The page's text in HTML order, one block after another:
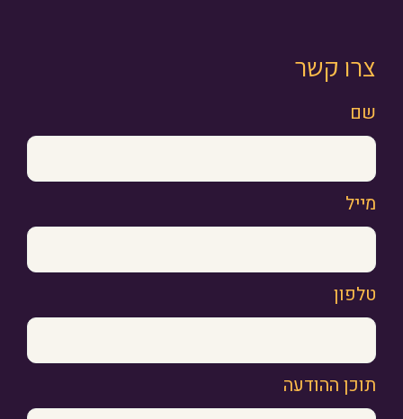
צרו קשר
שם
מייל
טלפון
תוכן ההודעה